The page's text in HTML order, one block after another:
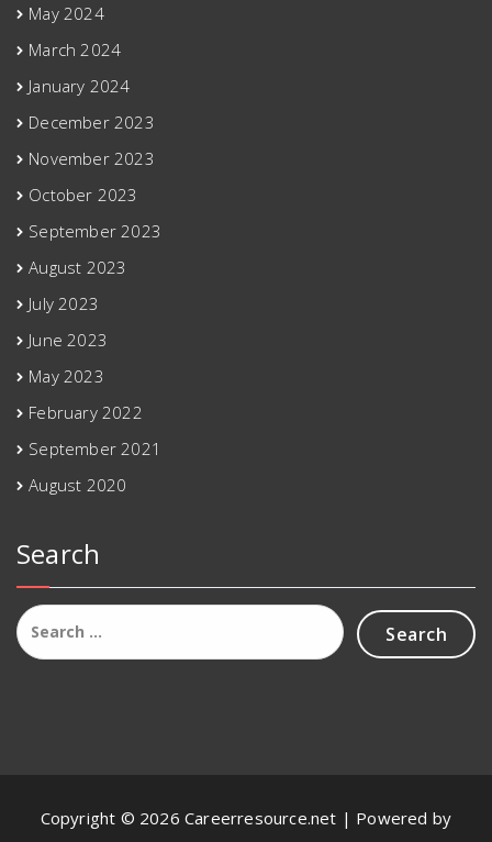
May 2024
March 2024
January 2024
December 2023
November 2023
October 2023
September 2023
August 2023
July 2023
June 2023
May 2023
February 2022
September 2021
August 2020
Search
Search
for:
Copyright © 2026 Careerresource.net | Powered by